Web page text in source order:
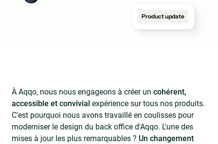
Product update
À Aqqo, nous nous engageons à créer un cohérent,
accessible et convivial expérience sur tous nos produits.
C'est pourquoi nous avons travaillé en coulisses pour
moderniser le design du back office d'Aqqo. L'une des
mises à jour les plus remarquables ? Un changement